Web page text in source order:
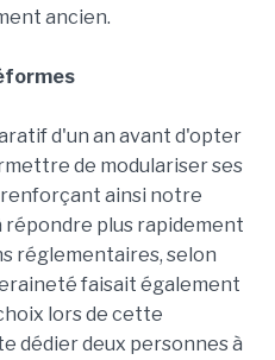
ancien.
d'un an avant d'opter
de modulariser ses
ainsi notre
plus rapidement
réglementaires, selon
faisait également
lors de cette
dédier deux personnes à